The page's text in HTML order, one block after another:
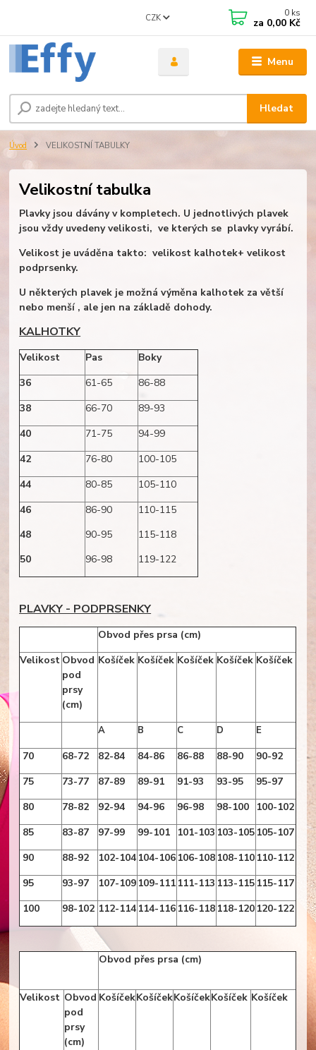
Menu
CZK
Hledat
0 ks
za 0,00 Kč
Úvod VELIKOSTNÍ TABULKY
Velikostní tabulka
Plavky jsou dávány v kompletech. U jednotlivých plavek
jsou vždy uvedeny velikosti, ve kterých se plavky vyrábí.
Velikost je uváděna takto: velikost kalhotek+ velikost
podprsenky.
U některých plavek je možná výměna kalhotek za větší
nebo menší , ale jen na základě dohody.
KALHOTKY
Velikost Pas
Boky
36
61-65
86-88
38
66-70
89-93
40
71-75
94-99
42
76-80
100-105
44
80-85
105-110
46
48
50
86-90
90-95
96-98
110-115
115-118
119-122
PLAVKY - PODPRSENKY
Obvod přes prsa (cm)
Velikost Obvod
pod
prsy
(cm)
Košíček Košíček Košíček Košíček Košíček
A B C D E
70 68-72 82-84 84-86 86-88 88-90
90-92
75
73-77 87-89 89-91 91-93 93-95
95-97
80
78-82 92-94 94-96 96-98 98-100
100-102
85
83-87 97-99 99-101 101-103 103-105 105-107
90
88-92 102-104 104-106 106-108 108-110 110-112
95
93-97 107-109 109-111 111-113 113-115 115-117
100
98-102 112-114 114-116 116-118 118-120 120-122
Obvod přes prsa (cm)
Velikost Obvod
pod
prsy
(cm)
KošíčekKošíčekKošíčekKošíček Košíček